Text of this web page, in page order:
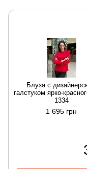
Блуза с
галстуком ярко-
1334
1 695 грн